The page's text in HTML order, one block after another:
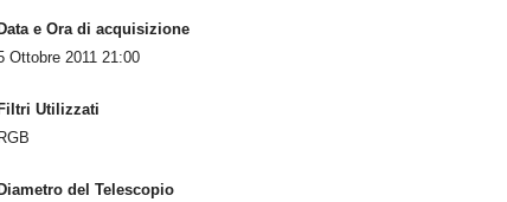
Data e Ora di acquisizione
Ottobre 2011 21:00
Filtri Utilizzati
RGB
Diametro del Telescopio